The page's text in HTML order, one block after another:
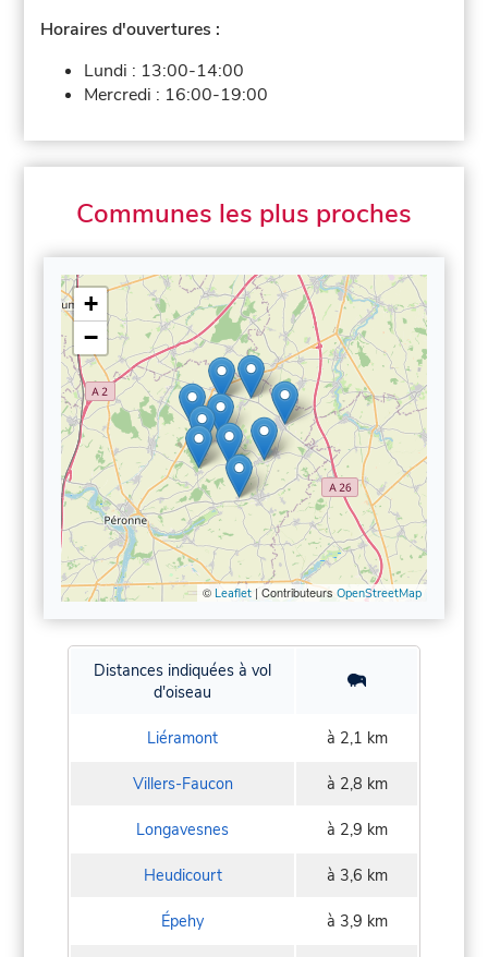
Horaires d'ouvertures :
Lundi : 13:00-14:00
Mercredi : 16:00-19:00
Communes les plus proches
+
−
© Leaflet| Contributeurs OpenStreetMap
Distances indiquées à vol
d'oiseau
Liéramont à 2,1 km
Villers-Faucon à 2,8 km
Longavesnes à 2,9 km
Heudicourt à 3,6 km
Épehy à 3,9 km